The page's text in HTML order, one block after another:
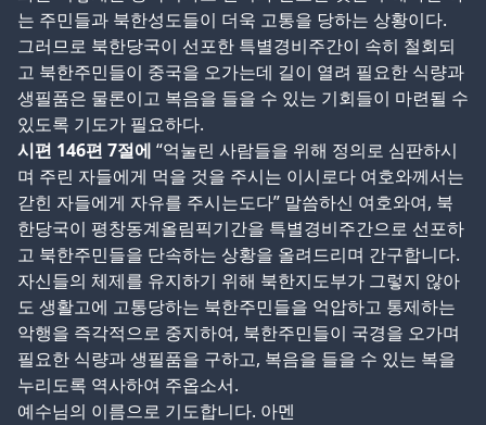
는 주민들과 북한성도들이 더욱 고통을 당하는 상황이다.
그러므로 북한당국이 선포한 특별경비주간이 속히 철회되
고 북한주민들이 중국을 오가는데 길이 열려 필요한 식량과
생필품은 물론이고 복음을 들을 수 있는 기회들이 마련될 수
있도록 기도가 필요하다.
시편 146편 7절에 “억눌린 사람들을 위해 정의로 심판하시
며 주린 자들에게 먹을 것을 주시는 이시로다 여호와께서는
갇힌 자들에게 자유를 주시는도다” 말씀하신 여호와여, 북
한당국이 평창동계올림픽기간을 특별경비주간으로 선포하
고 북한주민들을 단속하는 상황을 올려드리며 간구합니다.
자신들의 체제를 유지하기 위해 북한지도부가 그렇지 않아
도 생활고에 고통당하는 북한주민들을 억압하고 통제하는
악행을 즉각적으로 중지하여, 북한주민들이 국경을 오가며
필요한 식량과 생필품을 구하고, 복음을 들을 수 있는 복을
누리도록 역사하여 주옵소서.
예수님의 이름으로 기도합니다. 아멘